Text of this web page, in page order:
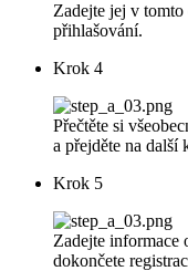
Zadejte jej v
přihlašování.
Krok 4
Přečtěte si
a přejděte na další
Krok 5
Zadejte informace
dokončete